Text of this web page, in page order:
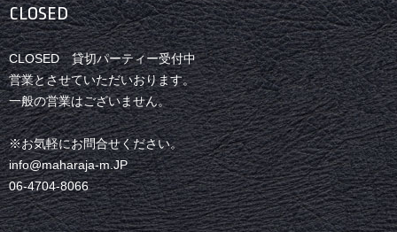
CLOSED
CLOSED 貸切パーティー受付中
営業とさせていただいおります。
一般の営業はございません。
※お気軽にお問合せください。
info@maharaja-m.JP
06-4704-8066